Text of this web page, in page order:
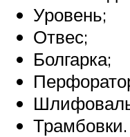
Уровень;
Отвес;
Болгарка;
Трамбовки.